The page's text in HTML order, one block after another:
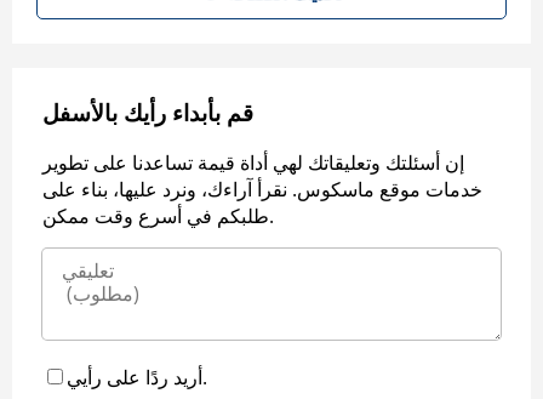
قم بأبداء رأيك بالأسفل
إن أسئلتك وتعليقاتك لهي أداة قيمة تساعدنا على تطوير
خدمات موقع ماسكوس. نقرأ آراءك، ونرد عليها، بناء على
طلبكم في أسرع وقت ممكن.
أريد ردًا على رأيي.